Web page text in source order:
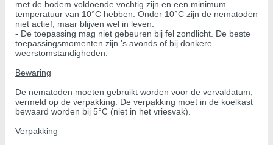
met de bodem voldoende vochtig zijn en een minimum
temperatuur van 10°C hebben. Onder 10°C zijn de nematoden
niet actief, maar blijven wel in leven.
- De toepassing mag niet gebeuren bij fel zondlicht. De beste
toepassingsmomenten zijn 's avonds of bij donkere
weerstomstandigheden.
Bewaring
De nematoden moeten gebruikt worden voor de vervaldatum,
vermeld op de verpakking. De verpakking moet in de koelkast
bewaard worden bij 5°C (niet in het vriesvak).
Verpakking